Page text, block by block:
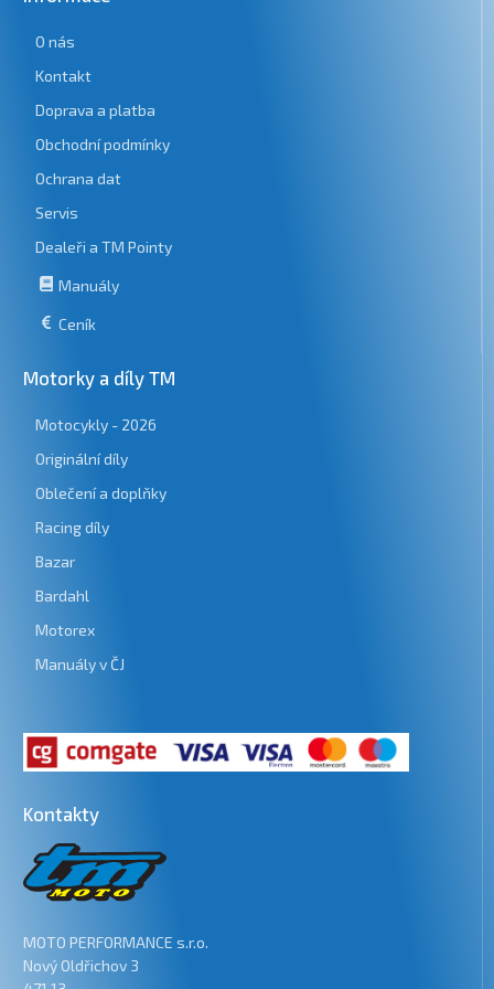
O nás
Kontakt
Doprava a platba
Obchodní podmínky
Ochrana dat
Servis
Dealeři a TM Pointy
Manuály
Ceník
Motorky a díly TM
Motocykly - 2026
Originální díly
Oblečení a doplňky
Racing díly
Bazar
Bardahl
Motorex
Manuály v ČJ
Kontakty
MOTO PERFORMANCE s.r.o.
Nový Oldřichov 3